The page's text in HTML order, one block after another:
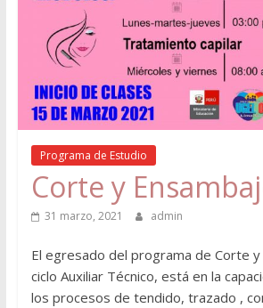
Programa de Estudio
Corte y
31 marzo, 2021 admin
El egresado del programa de Corte
ciclo Auxiliar Técnico, está en la
los procesos de tendido, trazado ,